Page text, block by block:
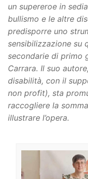
un supereroe in
bullismo e le altre
predisporre uno
sensibilizzazione su
secondarie di primo
Carrara. Il suo
disabilità, con il
non profit), sta
raccogliere la
illustrare l’opera.